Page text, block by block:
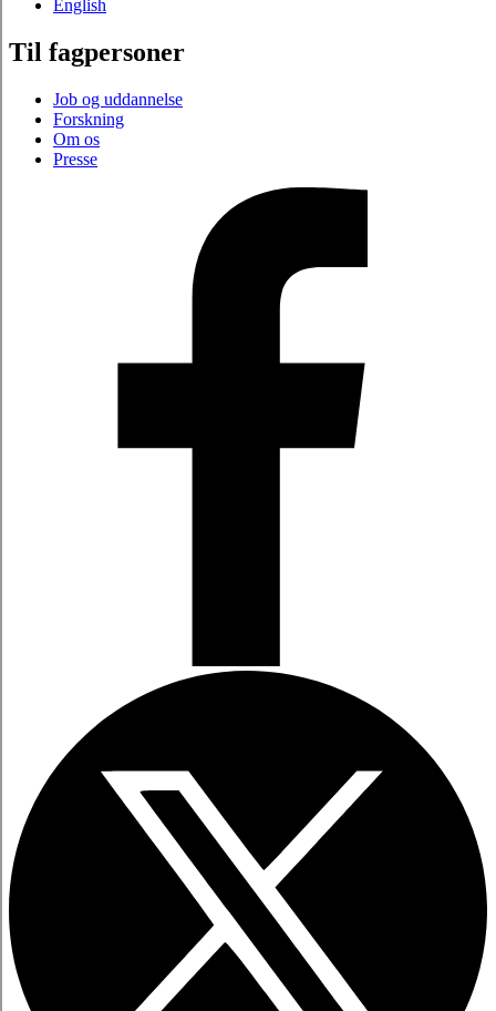
English
Til fagpersoner
Job og uddannelse
Forskning
Om os
Presse